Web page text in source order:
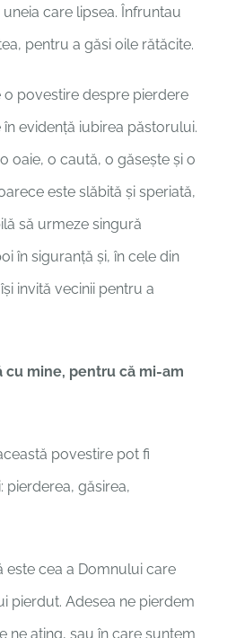
care lipsea. Înfruntau
pentru a găsi oile rătăcite.
povestire despre pierdere
evidență iubirea păstorului.
oaie, o caută, o găsește și o
este slăbită și speriată,
să urmeze singură
în siguranță și, în cele din
invită vecinii pentru a
mine, pentru că mi-am
povestire pot fi
pierderea, găsirea,
este cea a Domnului care
pierdut. Adesea ne pierdem
ne ating, sau în care suntem